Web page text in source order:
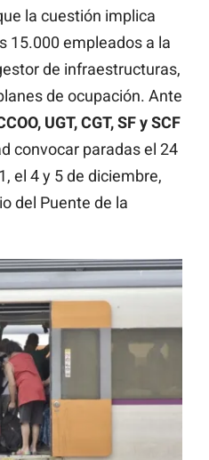
la cuestión implica
15.000 empleados a la
de infraestructuras,
de ocupación. Ante
UGT, CGT, SF y SCF
convocar paradas el 24
el 4 y 5 de diciembre,
del Puente de la